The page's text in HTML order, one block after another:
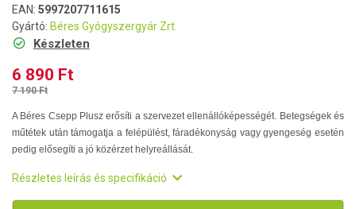
EAN: 5997207711615
Gyártó: Béres Gyógyszergyár Zrt.
Készleten
6 890 Ft
7 190 Ft
A Béres Csepp Plusz erősíti a szervezet ellenállóképességét. Betegségek és
műtétek után támogatja a felépülést, fáradékonyság vagy gyengeség esetén
pedig elősegíti a jó közérzet helyreállását.
Részletes leírás és specifikáció